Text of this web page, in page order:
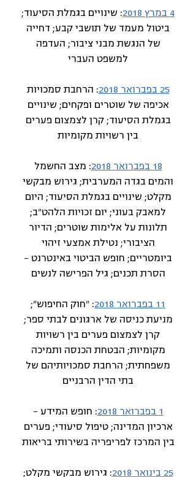
4 במרץ 2018
: שינויים בגמלת הסיעוד;
ביטול מעמד של תושבי קבע; דחייה
של הנגשת מבני ציבור; העדפה
למשפט העברי
25 בפברואר 2018
: הרחבת סמכויות
אכיפה של שוטרים ופקחים; שינויים
בגמלת הסיעוד; קרן לצמצום פערים
בין רשויות מקומיות
18 בפברואר 2018
: מצב החשמל
והמים בגדה המערבית; גירוש מבקשי
מקלט; שינויים בגמלת הסיעוד; היום
למאבק בעוני; יום זכויות הלהט"ב;
תלונות על אלימות שוטרים; הדיור
הציבורי; נטילת אמצעי זיהוי
ביומטריים; חופש הביטוי באינטרנט –
הסרת תכנים; גיל הפרישה לנשים
11 בפברואר 2018
: "חוק החיפוש";
מניעת כניסה של ארגונים לבתי ספר;
קרן לצמצום פערים בין רשויות
מקומיות; הבטחת הכנסה ותמיכה
משפחתית; הרחבת סמכויותיהם של
בתי הדין הרבניים
1 בפברואר 2018
: חופש המידע –
ארכיון המדינה; טיפול סיעודי; פערים
בין המרכז לפריפריה בשירותי בריאות
25 בינואר 2018
: גירוש מבקשי מקלט;